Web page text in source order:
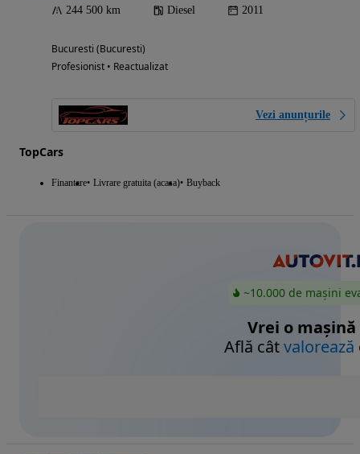
244 500 km Diesel 2011
Bucuresti (Bucuresti)
Profesionist • Reactualizat
Vezi anunțurile
TopCars
Finantare Livrare gratuita (acasa) Buyback
~10.000 de mașini
Vrei o mașină
Află câtvalorează